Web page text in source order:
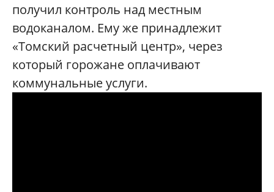
получил контроль над местным
водоканалом. Ему же принадлежит
«Томский расчетный центр», через
который горожане оплачивают
коммунальные услуги.